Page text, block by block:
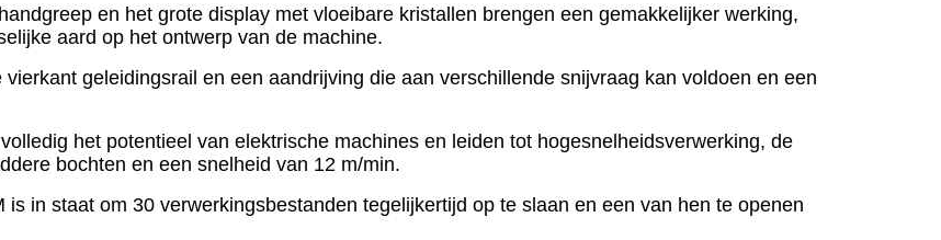
en het grote display met vloeibare kristallen brengen een gemakkelijker werking,
aard op het ontwerp van de machine.
geleidingsrail en een aandrijving die aan verschillende snijvraag kan voldoen en een
het potentieel van elektrische machines en leiden tot hogesnelheidsverwerking, de
bochten en een snelheid van 12 m/min.
in staat om 30 verwerkingsbestanden tegelijkertijd op te slaan en een van hen te openen